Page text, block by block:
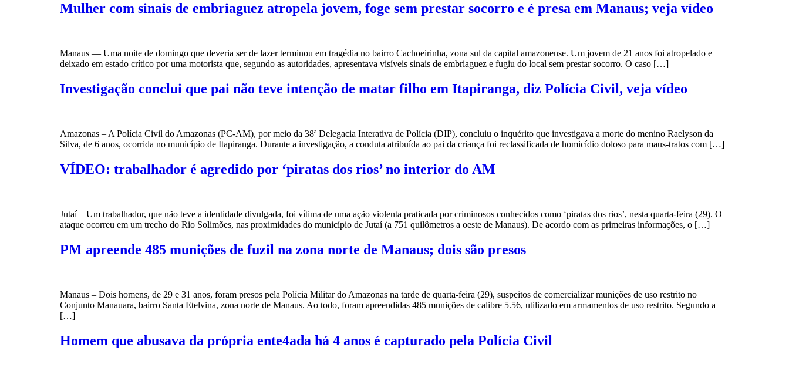
Mulher com sinais de embriaguez atropela jovem, foge sem prestar socorro e é presa em Manaus; veja vídeo
Manaus — Uma noite de domingo que deveria ser de lazer terminou em tragédia no bairro Cachoeirinha, zona sul da capital amazonense. Um jovem de 21 anos foi atropelado e
deixado em estado crítico por uma motorista que, segundo as autoridades, apresentava visíveis sinais de embriaguez e fugiu do local sem prestar socorro. O caso […]
Investigação conclui que pai não teve intenção de matar filho em Itapiranga, diz Polícia Civil, veja vídeo
Amazonas – A Polícia Civil do Amazonas (PC-AM), por meio da 38ª Delegacia Interativa de Polícia (DIP), concluiu o inquérito que investigava a morte do menino Raelyson da
Silva, de 6 anos, ocorrida no município de Itapiranga. Durante a investigação, a conduta atribuída ao pai da criança foi reclassificada de homicídio doloso para maus-tratos com […]
VÍDEO: trabalhador é agredido por ‘piratas dos rios’ no interior do AM
Jutaí – Um trabalhador, que não teve a identidade divulgada, foi vítima de uma ação violenta praticada por criminosos conhecidos como ‘piratas dos rios’, nesta quarta-feira (29). O
ataque ocorreu em um trecho do Rio Solimões, nas proximidades do município de Jutaí (a 751 quilômetros a oeste de Manaus). De acordo com as primeiras informações, o […]
PM apreende 485 munições de fuzil na zona norte de Manaus; dois são presos
Manaus – Dois homens, de 29 e 31 anos, foram presos pela Polícia Militar do Amazonas na tarde de quarta-feira (29), suspeitos de comercializar munições de uso restrito no
Conjunto Manauara, bairro Santa Etelvina, zona norte de Manaus. Ao todo, foram apreendidas 485 munições de calibre 5.56, utilizado em armamentos de uso restrito. Segundo a
[…]
Homem que abusava da própria ente4ada há 4 anos é capturado pela Polícia Civil